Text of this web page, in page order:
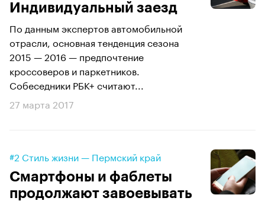
Индивидуальный заезд
По данным экспертов автомобильной
отрасли, основная тенденция сезона
2015 — 2016 — предпочтение
кроссоверов и паркетников.
Собеседники РБК+ считают...
27 марта 2017
#2 Стиль жизни — Пермский край
Смартфоны и фаблеты
продолжают завоевывать